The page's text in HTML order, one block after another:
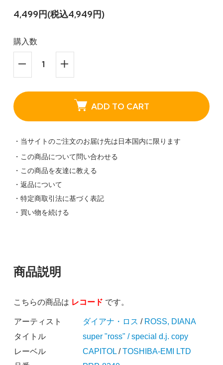
4,499円(税込4,949円)
購入数
ADD TO CART
・当サイトのご注文のお届け先は日本国内に限ります
・この商品について問い合わせる
・この商品を友達に教える
・返品について
・特定商取引法に基づく表記
・買い物を続ける
商品説明
こちらの商品は レコード です。
アーティスト ダイアナ・ロス / ROSS, DIANA
タイトル
super "ross" / special d.j. copy
レーベル
CAPITOL/TOSHIBA-EMI LTD